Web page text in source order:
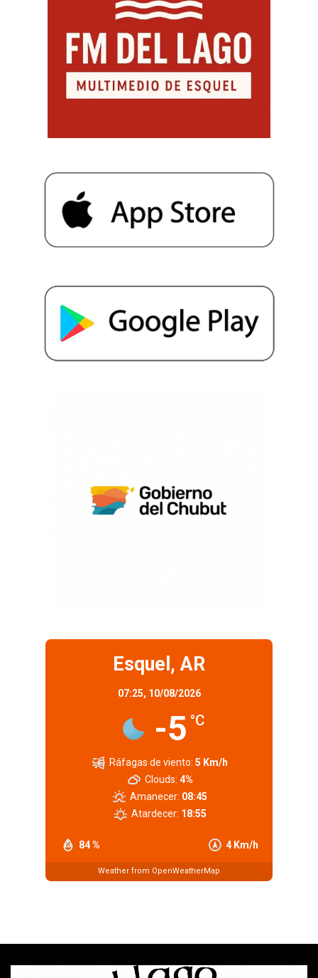
Esquel, AR
07:25, 10/08/2026
-5 °C
84 % 4 Km/h
Ráfagas de viento: 5 Km/h
Clouds: 4%
Amanecer: 08:45
Atardecer: 18:55
Weather from OpenWeatherMap